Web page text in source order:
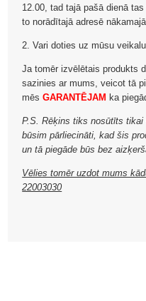
12.00, tad tajā pašā dienā
to norādītajā adresē
2. Vari doties uz mūsu
Ja tomēr izvēlētais produkts
sazinies ar mums, veicot tā
mēsGARANTĒJAM ka
P.S. Rēķins tiks nosūtīts tikai
būsim pārliecināti, kad šis
un tā piegāde būs bez
Vēlies tomēr uzdot mums
22003030